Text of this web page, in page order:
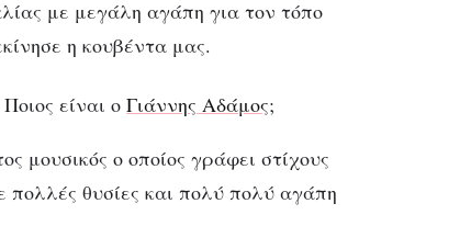
Όταν η
με μεγάλη αγάπη για τον τόπο
η κουβέντα μας.
είναι ο Γιάννης Αδάμος;
μουσικός ο οποίος γράφει στίχους
πολλές θυσίες και πολύ πολύ αγάπη